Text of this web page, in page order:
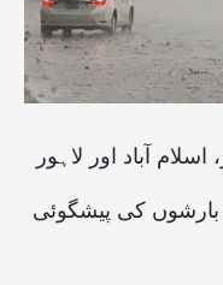
آباد اور لاہور
کی پیشگوئی